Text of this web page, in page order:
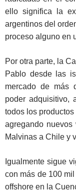
ello significa la
argentinos del
proceso alguno en
Por otra parte, la
Pablo desde las
mercado de más
poder adquisitivo,
todos los
agregando
Malvinas a Chile y
Igualmente sigue
con más de 100 mil
offshore en la